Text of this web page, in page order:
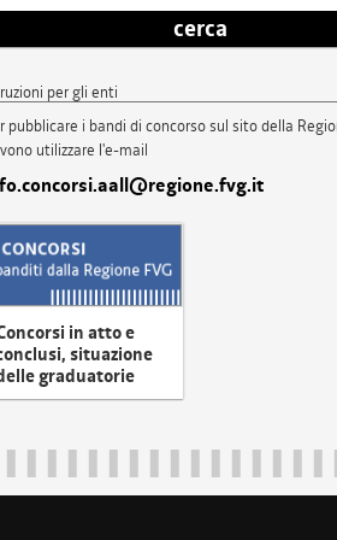
cerca
per gli enti
pubblicare i bandi di concorso sul sito della
utilizzare l'e-mail
in atto e
situazione
graduatorie